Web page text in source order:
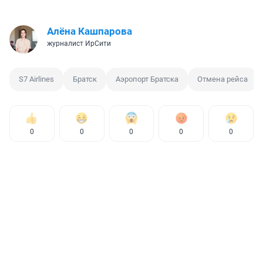
Алёна Кашпарова
журналист ИрСити
S7 Airlines Братск Аэропорт Братска Отмена рейса
0 0 0 0 0